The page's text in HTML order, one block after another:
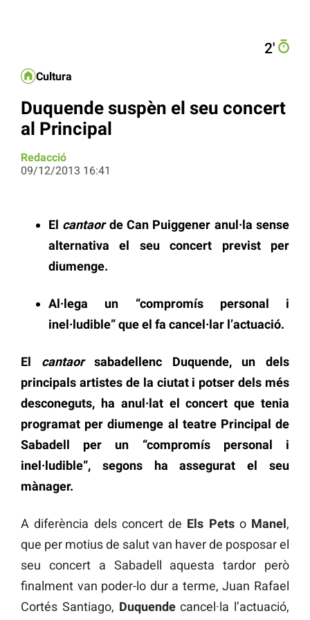
2′
Cultura
Duquende suspèn el seu concert
al Principal
Redacció
09/12/2013 16:41
El cantaorde Can Puiggener anul·la sense
alternativa el seu concert previst per
diumenge.
Al·lega un “compromís personal i
inel·ludible” que el fa cancel·lar l’actuació.
El cantaorsabadellenc Duquende, un dels
principals artistes de la ciutat i potser dels més
desconeguts, ha anul·lat el concert que tenia
programat per diumenge al teatre Principal de
Sabadell per un “compromís personal i
inel·ludible”, segons ha assegurat el seu
mànager.
A diferència dels concert de Els Petso Manel,
que per motius de salut van haver de posposar el
seu concert a Sabadell aquesta tardor però
finalment van poder-lo dur a terme, Juan Rafael
Cortés Santiago, Duquendecancel·la l’actuació,